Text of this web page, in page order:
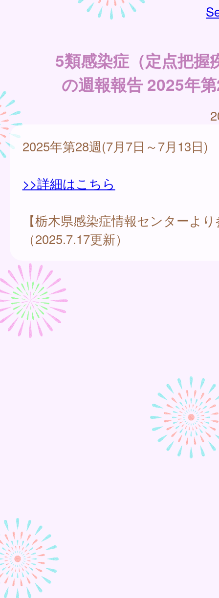
5類感染症（定点把握
の週報報告 2025年
2025年第28週(7月7日～7月13日)
>>詳細はこちら
【栃木県感染症情報センターよ
（2025.7.17更新）